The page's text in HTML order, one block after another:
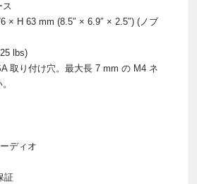
ス
× H 63 mm (8.5″ × 6.9″ × 2.5″) (ノブ
lbs)
取り付け穴。最大長 7 mm の M4 ネ
ディオ
証